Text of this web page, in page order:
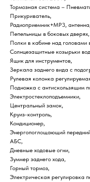
Тормозная система –
Прикуриватель,
Радиоприемник+MP3,
Пепельницы в боковых дверях,
Полки в кабине над головами
Солнцезащитные козырьки
Ящик для инструментов,
Зеркала заднего вида с
Рулевая колонка
Подножка с антискользящим
Электростеклоподъемники,
Центральный замок,
Круиз-контроль,
Кондиционер,
Энергопоглощающий
АБС,
Дневные ходовые огни,
Зуммер заднего хода,
Горный тормоз,
Электрическая регулировка